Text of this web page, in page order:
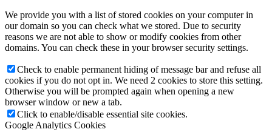
We provide you with a list of stored cookies on your computer in
our domain so you can check what we stored. Due to security
reasons we are not able to show or modify cookies from other
domains. You can check these in your browser security settings.
Check to enable permanent hiding of message bar and refuse all
cookies if you do not opt in. We need 2 cookies to store this setting.
Otherwise you will be prompted again when opening a new
browser window or new a tab.
Click to enable/disable essential site cookies.
Google Analytics Cookies